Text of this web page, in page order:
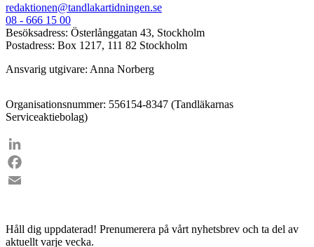
redaktionen@tandlakartidningen.se
08 - 666 15 00
Besöksadress: Österlånggatan 43, Stockholm
Postadress: Box 1217, 111 82 Stockholm
Ansvarig utgivare: Anna Norberg
Organisationsnummer: 556154-8347 (Tandläkarnas
Serviceaktiebolag)
LinkedIn
Facebook
Håll dig uppdaterad! Prenumerera på vårt nyhetsbrev och ta del av
aktuellt varje vecka.